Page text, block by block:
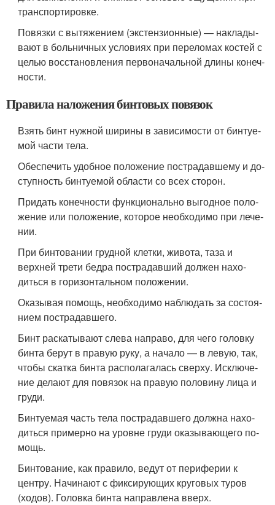
транспортировке.
Повязки с вытяжением (экстензионные) — наклады­
вают в больничных условиях при переломах костей с
целью восстановления первоначальной длины конеч­
ности.
Правила наложения бинтовых повязок
Взять бинт нужной ширины в зависимости от бинтуе­
мой части тела.
Обеспечить удобное положение пострадавшему и до­
ступность бинтуемой области со всех сторон.
Придать конечности функционально выгодное поло­
жение или положение, которое необходимо при лече­
нии.
При бинтовании грудной клетки, живота, таза и
верхней трети бедра пострадавший должен нахо­
диться в горизонтальном положении.
Оказывая помощь, необходимо наблюдать за состоя­
нием пострадавшего.
Бинт раскатывают слева направо, для чего головку
бинта берут в правую руку, а начало — в левую, так,
чтобы скатка бинта располагалась сверху. Исключе­
ние делают для повязок на правую половину лица и
груди.
Бинтуемая часть тела пострадавшего должна нахо­
диться примерно на уровне груди оказывающего по­
мощь.
Бинтование, как правило, ведут от периферии к
центру. Начинают с фиксирующих круговых туров
(ходов). Головка бинта направлена вверх.